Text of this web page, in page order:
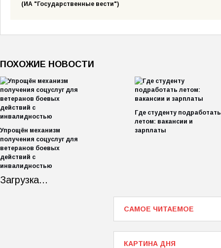
(ИА "Государственные вести")
ПОХОЖИЕ НОВОСТИ
Упрощён механизм
получения соцуслуг для
ветеранов боевых
действий с
инвалидностью
Где студенту подработать
летом: вакансии и
зарплаты
Загрузка...
САМОЕ ЧИТАЕМОЕ
КАРТИНА ДНЯ